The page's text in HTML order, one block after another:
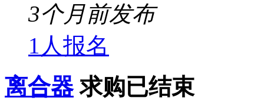
3个月前发布
1人报名
离合器 求购已结束